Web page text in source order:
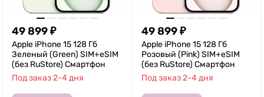
49 899₽
Apple iPhone 15 128 Гб
Зеленый (Green) SIM+eSIM
(без RuStore) Смартфон
Под заказ 2-4 дня
49 899₽
Apple iPhone 15 128 Гб
Розовый (Pink) SIM+eSIM
(без RuStore) Смартфон
Под заказ 2-4 дня